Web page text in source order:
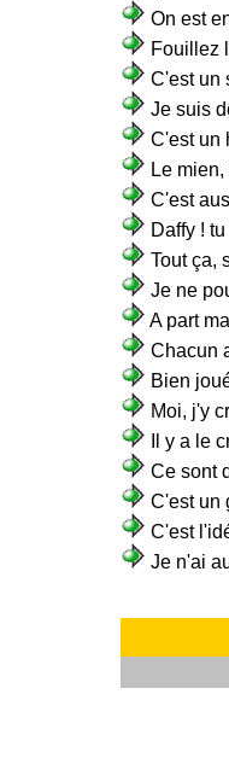
On est
Fouillez
C'est un
Je suis
C'est un
Le
C'est
Daffy !
Tout ça,
Je ne
A part
Chacun
Bien
Moi, j'y
Il y a le
Ce sont
C'est un
C'est
Je n'ai